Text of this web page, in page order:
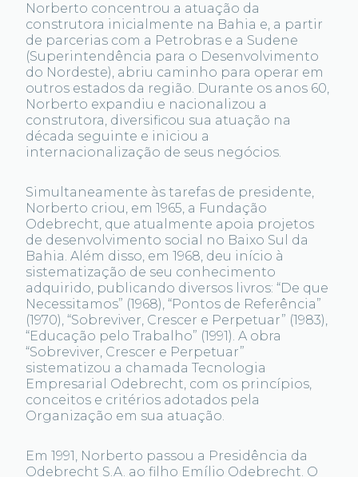
Norberto concentrou a atuação da
construtora inicialmente na Bahia e, a partir
de parcerias com a Petrobras e a Sudene
(Superintendência para o Desenvolvimento
do Nordeste), abriu caminho para operar em
outros estados da região. Durante os anos 60,
Norberto expandiu e nacionalizou a
construtora, diversificou sua atuação na
década seguinte e iniciou a
internacionalização de seus negócios.‎
Simultaneamente às tarefas de presidente,
Norberto criou, em 1965, a Fundação
Odebrecht, que atualmente apoia projetos
de desenvolvimento social no Baixo Sul da
Bahia. Além disso, em 1968, deu início à
sistematização de seu conhecimento
adquirido, publicando diversos livros: “De que
Necessitamos” (1968), “Pontos de Referência”
(1970), “Sobreviver, Crescer e Perpetuar” (1983),
“Educação pelo Trabalho” (1991). A obra
“Sobreviver, Crescer e Perpetuar”
sistematizou a chamada Tecnologia
Empresarial Odebrecht, com os princípios,
conceitos e critérios adotados pela
Organização em sua atuação.
Em 1991, Norberto passou a Presidência da
Odebrecht S.A. ao filho Emílio Odebrecht. O